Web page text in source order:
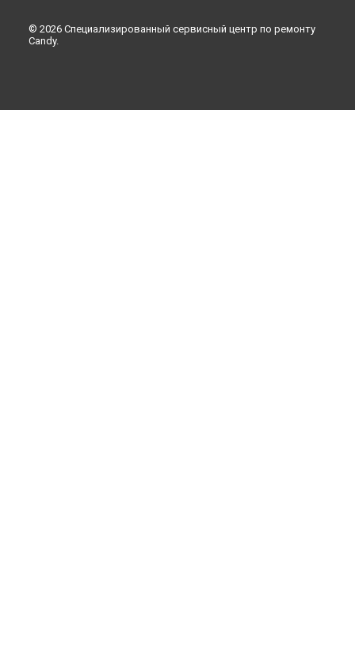
© 2026 Специализированный сервисный центр по ремонту
Candy.